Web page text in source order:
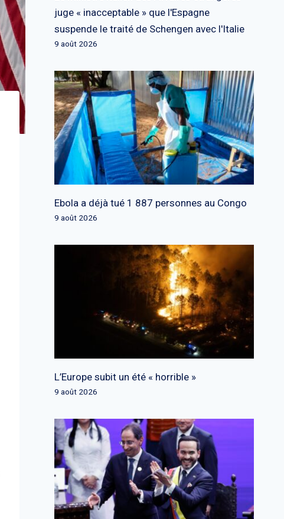
juge « inacceptable » que l'Espagne
suspende le traité de Schengen avec l'Italie
9 août 2026
Ebola a déjà tué 1 887 personnes au Congo
9 août 2026
L’Europe subit un été « horrible »
9 août 2026